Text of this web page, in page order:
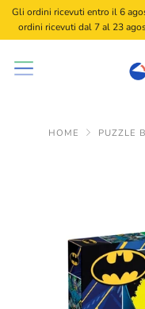
Gli ordini ricevuti entro il 6
ordini ricevuti dal 7 al 23
HOME PUZZLE